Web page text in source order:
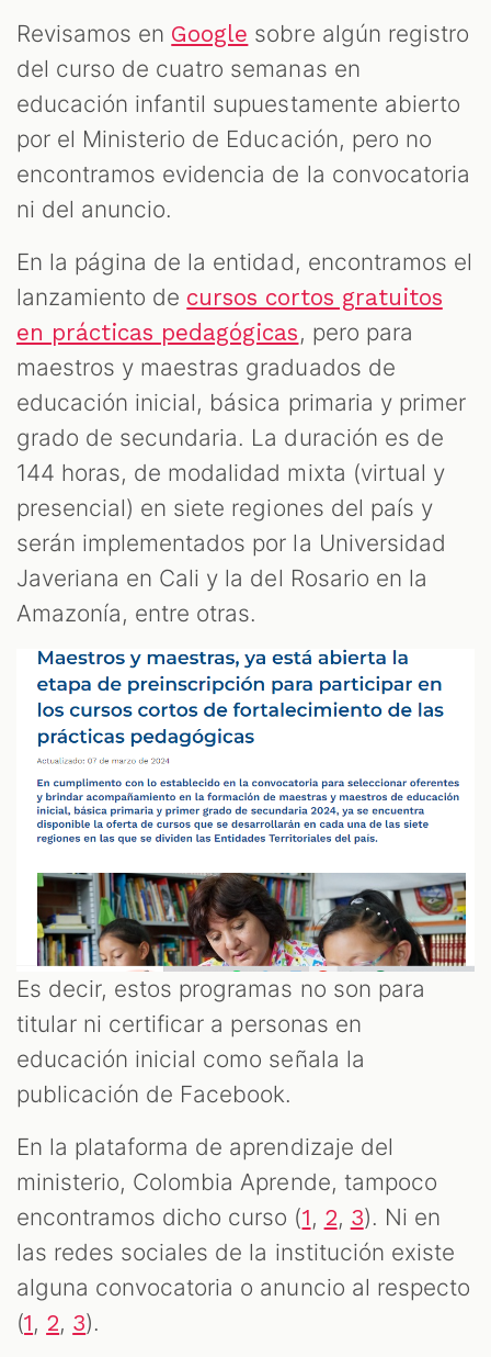
Revisamos en Google sobre algún registro
del curso de cuatro semanas en
educación infantil supuestamente abierto
por el Ministerio de Educación, pero no
encontramos evidencia de la convocatoria
ni del anuncio.
En la página de la entidad, encontramos el
lanzamiento de cursos cortos gratuitos
en prácticas pedagógicas, pero para
maestros y maestras graduados de
educación inicial, básica primaria y primer
grado de secundaria. La duración es de
144 horas, de modalidad mixta (virtual y
presencial) en siete regiones del país y
serán implementados por la Universidad
Javeriana en Cali y la del Rosario en la
Amazonía, entre otras.
Es decir, estos programas no son para
titular ni certificar a personas en
educación inicial como señala la
publicación de Facebook.
En la plataforma de aprendizaje del
ministerio, Colombia Aprende, tampoco
encontramos dicho curso (1, 2, 3). Ni en
las redes sociales de la institución existe
alguna convocatoria o anuncio al respecto
(1, 2, 3).